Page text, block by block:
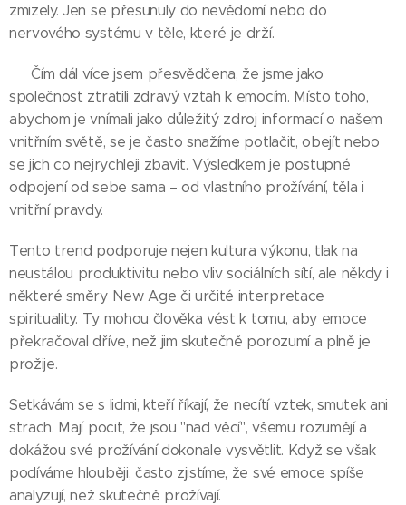
zmizely. Jen se přesunuly do nevědomí nebo do
nervového systému v těle, které je drží.
👉 Čím dál více jsem přesvědčena, že jsme jako
společnost ztratili zdravý vztah k emocím. Místo toho,
abychom je vnímali jako důležitý zdroj informací o našem
vnitřním světě, se je často snažíme potlačit, obejít nebo
se jich co nejrychleji zbavit. Výsledkem je postupné
odpojení od sebe sama – od vlastního prožívání, těla i
vnitřní pravdy.
Tento trend podporuje nejen kultura výkonu, tlak na
neustálou produktivitu nebo vliv sociálních sítí, ale někdy i
některé směry New Age či určité interpretace
spirituality. Ty mohou člověka vést k tomu, aby emoce
překračoval dříve, než jim skutečně porozumí a plně je
prožije.
Setkávám se s lidmi, kteří říkají, že necítí vztek, smutek ani
strach. Mají pocit, že jsou "nad věcí", všemu rozumějí a
dokážou své prožívání dokonale vysvětlit. Když se však
podíváme hlouběji, často zjistíme, že své emoce spíše
analyzují, než skutečně prožívají.